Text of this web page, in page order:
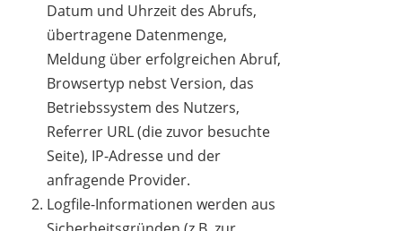
Datum und Uhrzeit des Abrufs,
übertragene Datenmenge,
Meldung über erfolgreichen Abruf,
Browsertyp nebst Version, das
Betriebssystem des Nutzers,
Referrer URL (die zuvor besuchte
Seite), IP-Adresse und der
anfragende Provider.
Logfile-Informationen werden aus